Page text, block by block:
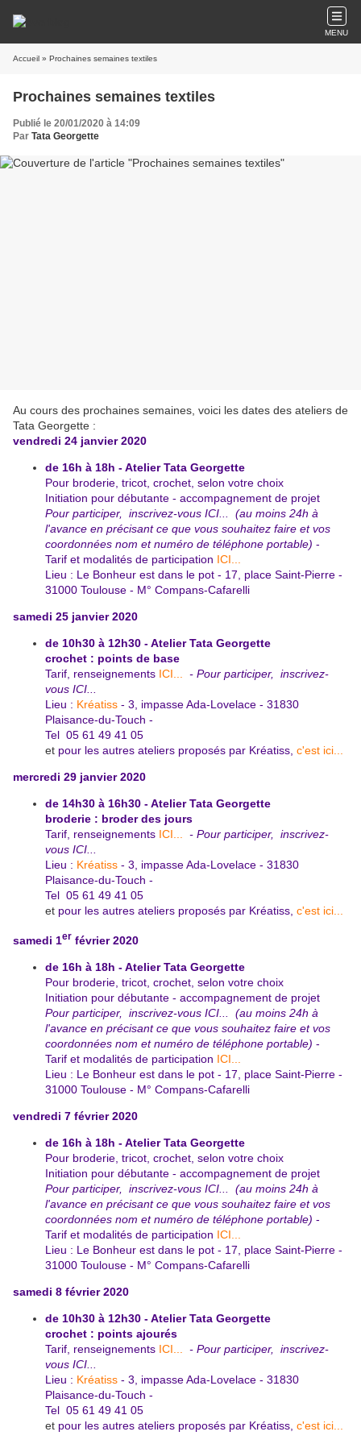
MENU
Accueil » Prochaines semaines textiles
Prochaines semaines textiles
Publié le 20/01/2020 à 14:09
Par Tata Georgette
Au cours des prochaines semaines, voici les dates des ateliers de
Tata Georgette :
vendredi 24 janvier 2020
de 16h à 18h - Atelier Tata Georgette
Pour broderie, tricot, crochet, selon votre choix
Initiation pour débutante - accompagnement de projet
Pour participer, inscrivez-vous ICI...
(au moins 24h à
l'avance en précisant ce que vous souhaitez faire et vos
coordonnées nom et numéro de téléphone portable) -
Tarif et modalités de participation ICI...
Lieu : Le Bonheur est dans le pot - 17, place Saint-Pierre -
31000 Toulouse - M° Compans-Cafarelli
samedi 25 janvier 2020
de 10h30 à 12h30 - Atelier Tata Georgette
crochet : points de base
Tarif, renseignements ICI... - Pour participer, inscrivez-
vous ICI...
Lieu : Kréatiss - 3, impasse Ada-Lovelace - 31830
Plaisance-du-Touch -
Tel 05 61 49 41 05
et pour les autres ateliers proposés par Kréatiss, c'est ici...
mercredi 29 janvier 2020
de 14h30 à 16h30 - Atelier Tata Georgette
broderie : broder des jours
Tarif, renseignements ICI... - Pour participer, inscrivez-
vous ICI...
Lieu : Kréatiss - 3, impasse Ada-Lovelace - 31830
Plaisance-du-Touch -
Tel 05 61 49 41 05
et pour les autres ateliers proposés par Kréatiss, c'est ici...
samedi 1er février 2020
de 16h à 18h - Atelier Tata Georgette
Pour broderie, tricot, crochet, selon votre choix
Initiation pour débutante - accompagnement de projet
Pour participer, inscrivez-vous ICI...
(au moins 24h à
l'avance en précisant ce que vous souhaitez faire et vos
coordonnées nom et numéro de téléphone portable) -
Tarif et modalités de participation ICI...
Lieu : Le Bonheur est dans le pot - 17, place Saint-Pierre -
31000 Toulouse - M° Compans-Cafarelli
vendredi 7 février 2020
de 16h à 18h - Atelier Tata Georgette
Pour broderie, tricot, crochet, selon votre choix
Initiation pour débutante - accompagnement de projet
Pour participer, inscrivez-vous ICI...
(au moins 24h à
l'avance en précisant ce que vous souhaitez faire et vos
coordonnées nom et numéro de téléphone portable) -
Tarif et modalités de participation ICI...
Lieu : Le Bonheur est dans le pot - 17, place Saint-Pierre -
31000 Toulouse - M° Compans-Cafarelli
samedi 8 février 2020
de 10h30 à 12h30 - Atelier Tata Georgette
crochet : points ajourés
Tarif, renseignements ICI... - Pour participer, inscrivez-
vous ICI...
Lieu : Kréatiss - 3, impasse Ada-Lovelace - 31830
Plaisance-du-Touch -
Tel 05 61 49 41 05
et pour les autres ateliers proposés par Kréatiss, c'est ici...